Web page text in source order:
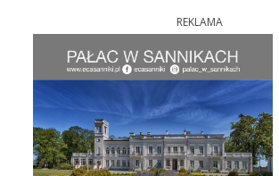
REKLAMA